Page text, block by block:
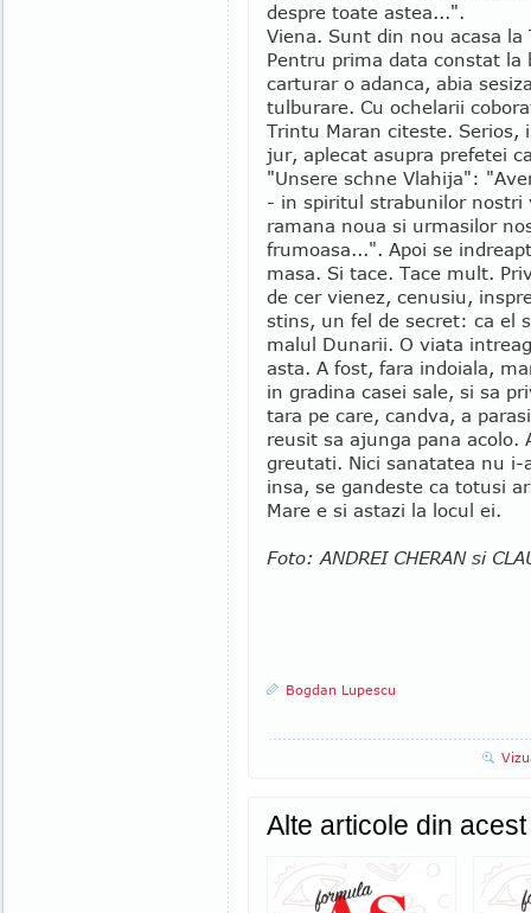
despre toate astea...".
Viena. Sunt din nou acasa la
Pentru prima data constat la
carturar o adanca, abia
tulburare. Cu ochelarii
Trintu Maran citeste.
jur, aplecat asupra prefetei
"Unsere schne Vlahija":
- in spiritul strabunilor nostri
ramana noua si urmasilor
frumoasa...". Apoi se
masa. Si tace. Tace mult.
de cer vienez, cenusiu,
stins, un fel de secret: ca el
malul Dunarii. O viata
asta. A fost, fara indoiala,
in gradina casei sale, si sa
tara pe care, candva, a
reusit sa ajunga pana acolo.
greutati. Nici sanatatea nu
insa, se gandeste ca totusi
Mare e si astazi la locul ei.
Foto: ANDREI CHERAN si
Bogdan Lupescu
Alte articole din